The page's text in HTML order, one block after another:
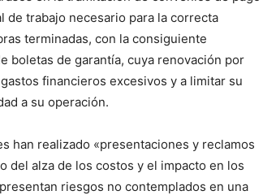
arriba/abajo
para
o
disminuir
de trabajo necesario para la correcta
terminadas, con la consiguiente
boletas de garantía, cuya renovación por
financieros excesivos y a limitar su
a su operación.
han realizado «presentaciones y reclamos
del alza de los costos y el impacto en los
riesgos no contemplados en una